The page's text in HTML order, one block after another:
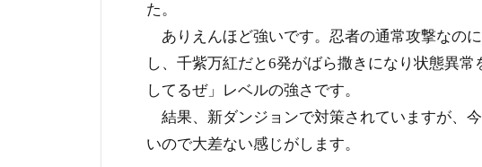
た。
ありえんほど強いです。忍者の通常攻撃なの
し、千紫万紅だと6発がばら撒きになり状態異
してるぜ」レベルの強さです。
結果、新ダンジョンで対策されていますが、
いので大差ない感じがします。